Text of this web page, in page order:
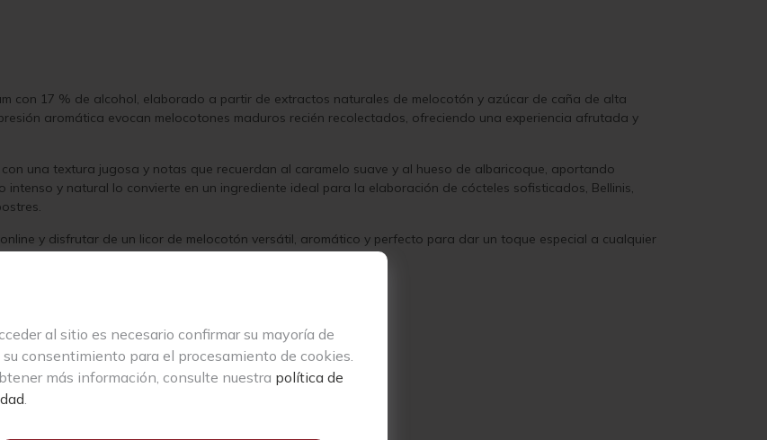
al sitio es necesario confirmar su mayoría de
su consentimiento para el procesamiento de cookies.
más información, consulte nuestra política de
con 17 % de alcohol, elaborado a partir de extractos naturales de melocotón y azúcar de caña de alta
aromática evocan melocotones maduros recién recolectados, ofreciendo una experiencia afrutada y
una textura jugosa y notas que recuerdan al caramelo suave y al hueso de albaricoque, aportando
y natural lo convierte en un ingrediente ideal para la elaboración de cócteles sofisticados, Bellinis,
y disfrutar de un licor de melocotón versátil, aromático y perfecto para dar un toque especial a cualquier